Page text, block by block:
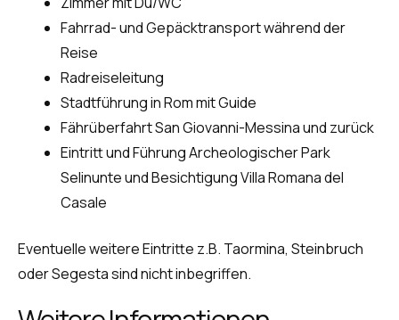
Fahrrad- und Gepäcktransport während der
Reise
Radreiseleitung
Stadtführung in Rom mit Guide
Fährüberfahrt San Giovanni-Messina und zurück
Eintritt und Führung Archeologischer Park
Selinunte und Besichtigung Villa Romana del
Casale
Eventuelle weitere Eintritte z.B. Taormina, Steinbruch
oder Segesta sind nicht inbegriffen.